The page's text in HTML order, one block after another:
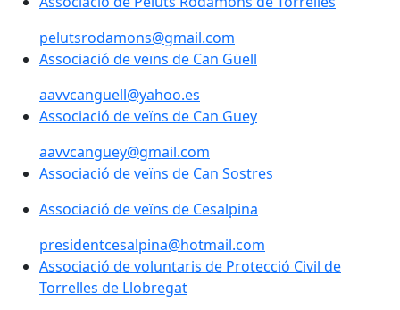
pelutsrodamons@gmail.com
Associació de veïns de Can Güell
aavvcanguell@yahoo.es
Associació de veïns de Can Guey
aavvcanguey@gmail.com
Associació de veïns de Can Sostres
Associació de veïns de Can Sostres
Associació de veïns de Cesalpina
Associació de veïns de Cesalpina
presidentcesalpina@hotmail.com
Associació de voluntaris de Protecció Civil de
Associació de voluntaris de Protecció Civil de
Torrelles de Llobregat